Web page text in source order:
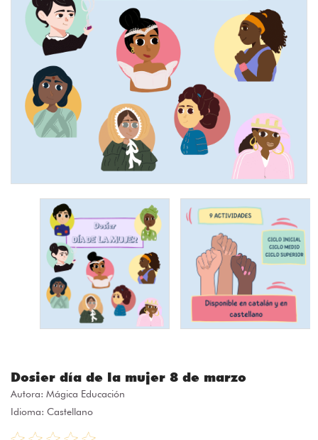
Dosier día de la mujer 8 de marzo
Autora: Mágica Educación
Idioma: Castellano